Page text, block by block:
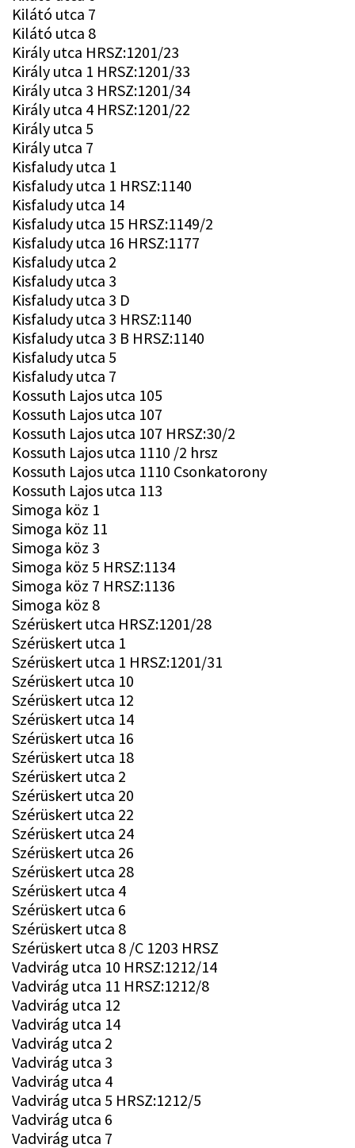
Kilátó utca 7
Kilátó utca 8
Király utca HRSZ:1201/23
Király utca 1 HRSZ:1201/33
Király utca 3 HRSZ:1201/34
Király utca 4 HRSZ:1201/22
Király utca 5
Király utca 7
Kisfaludy utca 1
Kisfaludy utca 1 HRSZ:1140
Kisfaludy utca 14
Kisfaludy utca 15 HRSZ:1149/2
Kisfaludy utca 16 HRSZ:1177
Kisfaludy utca 2
Kisfaludy utca 3
Kisfaludy utca 3 D
Kisfaludy utca 3 HRSZ:1140
Kisfaludy utca 3 B HRSZ:1140
Kisfaludy utca 5
Kisfaludy utca 7
Kossuth Lajos utca 105
Kossuth Lajos utca 107
Kossuth Lajos utca 107 HRSZ:30/2
Kossuth Lajos utca 1110 /2 hrsz
Kossuth Lajos utca 1110 Csonkatorony
Kossuth Lajos utca 113
Simoga köz 1
Simoga köz 11
Simoga köz 3
Simoga köz 5 HRSZ:1134
Simoga köz 7 HRSZ:1136
Simoga köz 8
Szérüskert utca HRSZ:1201/28
Szérüskert utca 1
Szérüskert utca 1 HRSZ:1201/31
Szérüskert utca 10
Szérüskert utca 12
Szérüskert utca 14
Szérüskert utca 16
Szérüskert utca 18
Szérüskert utca 2
Szérüskert utca 20
Szérüskert utca 22
Szérüskert utca 24
Szérüskert utca 26
Szérüskert utca 28
Szérüskert utca 4
Szérüskert utca 6
Szérüskert utca 8
Szérüskert utca 8 /C 1203 HRSZ
Vadvirág utca 10 HRSZ:1212/14
Vadvirág utca 11 HRSZ:1212/8
Vadvirág utca 12
Vadvirág utca 14
Vadvirág utca 2
Vadvirág utca 3
Vadvirág utca 4
Vadvirág utca 5 HRSZ:1212/5
Vadvirág utca 6
Vadvirág utca 7